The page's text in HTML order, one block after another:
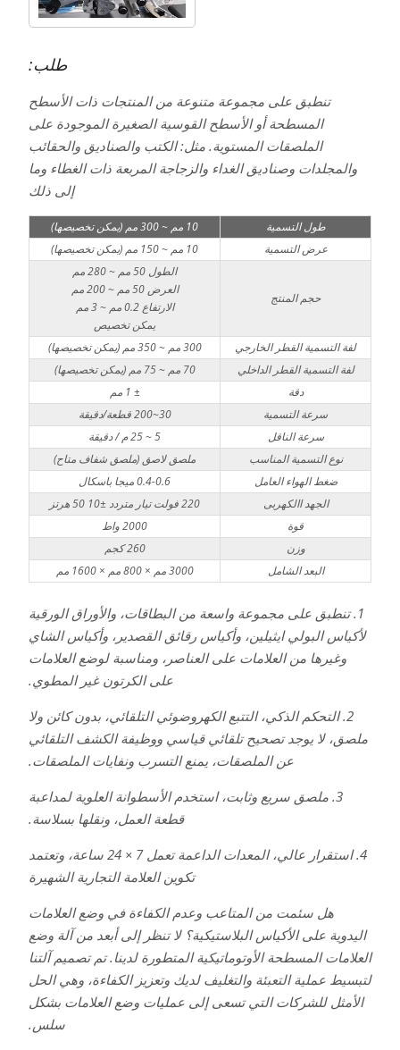
طلب:
تنطبق على مجموعة متنوعة من المنتجات ذات الأسطح
المسطحة أو الأسطح القوسية الصغيرة الموجودة على
الملصقات المستوية. مثل: الكتب والصناديق والحقائب
والمجلدات وصناديق الغداء والزجاجة المربعة ذات الغطاء وما
إلى ذلك
طول التسمية
10 مم ~ 300 مم (يمكن تخصيصها)
عرض التسمية
10 مم ~ 150 مم (يمكن تخصيصها)
حجم المنتج
الطول 50 مم ~ 280 مم
العرض 50 مم ~ 200 مم
الارتفاع 0.2 مم ~ 3 مم
يمكن تخصيص
لفة التسمية القطر الخارجي
300 مم ~ 350 مم (يمكن تخصيصها)
لفة التسمية القطر الداخلي
70 مم ~ 75 مم (يمكن تخصيصها)
دقة
± 1 مم
سرعة التسمية
30~200 قطعة/دقيقة
سرعة الناقل
5 ~ 25 م / دقيقة
نوع التسمية المناسب
ملصق لاصق (ملصق شفاف متاح)
ضغط الهواء العامل
0.4-0.6 ميجا باسكال
الجهد االكهربى
220 فولت تيار متردد ±10 50 هرتز
قوة
2000 واط
وزن
260 كجم
البعد الشامل
3000 مم × 800 مم × 1600 مم
1. تنطبق على مجموعة واسعة من البطاقات، والأوراق الورقية
لأكياس البولي ايثيلين، وأكياس رقائق القصدير، وأكياس الشاي
وغيرها من العلامات على العناصر، ومناسبة لوضع العلامات
على الكرتون غير المطوي.
2. التحكم الذكي، التتبع الكهروضوئي التلقائي، بدون كائن ولا
ملصق، لا يوجد تصحيح تلقائي قياسي ووظيفة الكشف التلقائي
عن الملصقات، يمنع التسرب ونفايات الملصقات.
3. ملصق سريع وثابت، استخدم الأسطوانة العلوية لمداعبة
قطعة العمل، ونقلها بسلاسة.
4. استقرار عالي، المعدات الداعمة تعمل 7 × 24 ساعة، وتعتمد
تكوين العلامة التجارية الشهيرة
هل سئمت من المتاعب وعدم الكفاءة في وضع العلامات
اليدوية على الأكياس البلاستيكية؟ لا تنظر إلى أبعد من آلة وضع
العلامات المسطحة الأوتوماتيكية المتطورة لدينا. تم تصميم آلتنا
لتبسيط عملية التعبئة والتغليف لديك وتعزيز الكفاءة، وهي الحل
الأمثل للشركات التي تسعى إلى عمليات وضع العلامات بشكل
سلس.